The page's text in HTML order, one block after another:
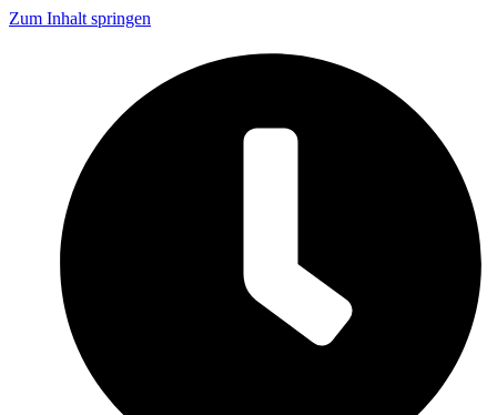
Zum Inhalt springen